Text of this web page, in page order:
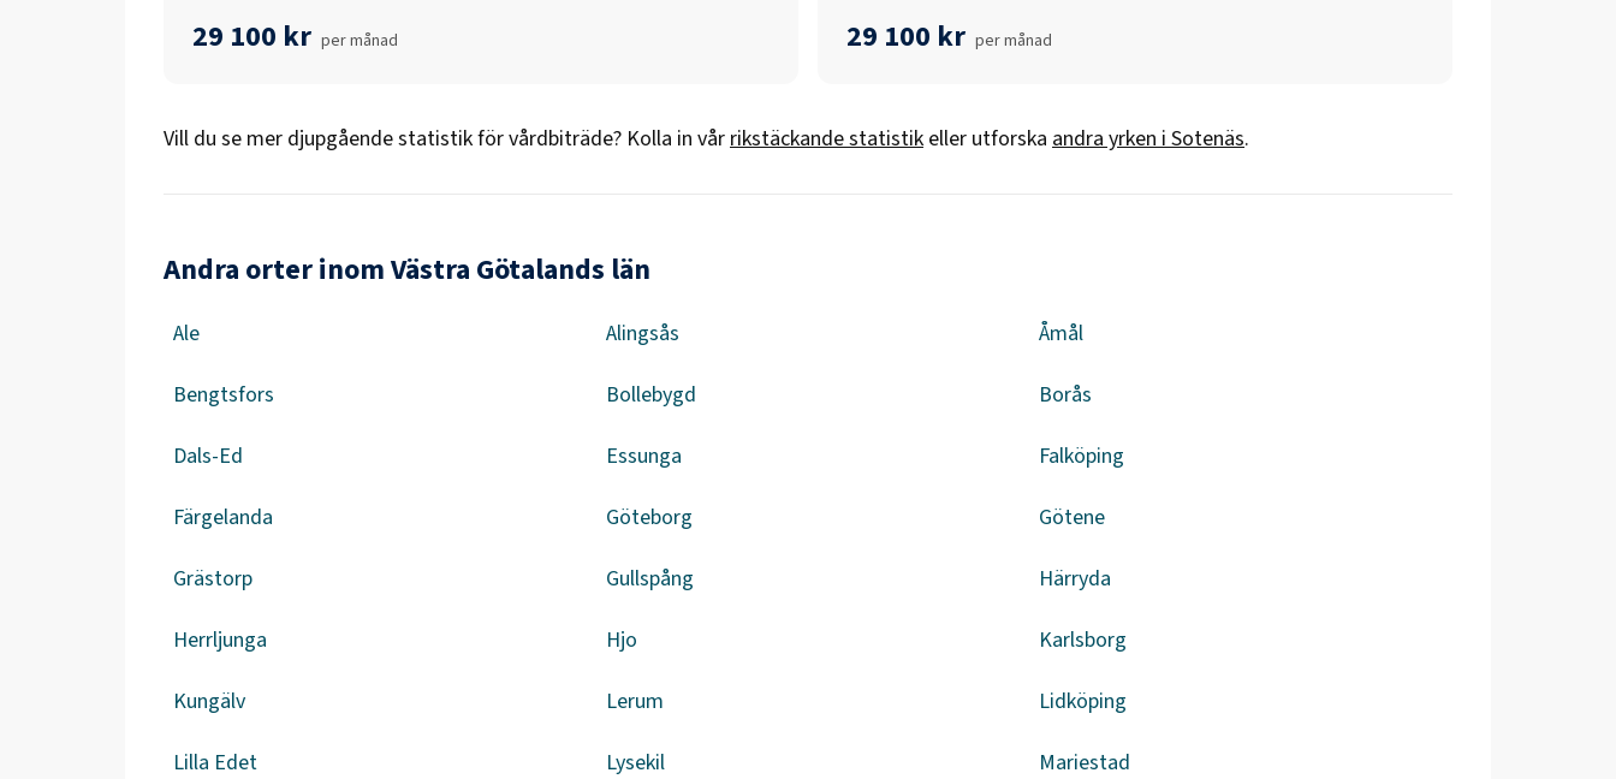
29 100 kr per månad 29 100 kr per månad
Vill du se mer djupgående statistik förvårdbiträde? Kolla in vårrikstäckande statistik eller utforska andra yrken iSotenäs.
Andra orter inom Västra Götalands län
Ale Alingsås Åmål
Bengtsfors Bollebygd Borås
Dals-Ed Essunga Falköping
Färgelanda Göteborg Götene
Grästorp Gullspång Härryda
Herrljunga Hjo Karlsborg
Kungälv Lerum Lidköping
Lilla Edet Lysekil Mariestad